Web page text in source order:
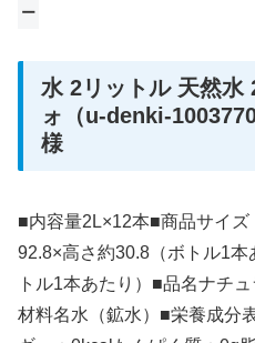
ー
水 2リットル 天然水
ォ（u-denki-
様
■内容量2L×12本■商品サイ
92.8×高さ約30.8（ボトル1
トル1本あたり）■品名ナチ
材料名水（鉱水）■栄養成分